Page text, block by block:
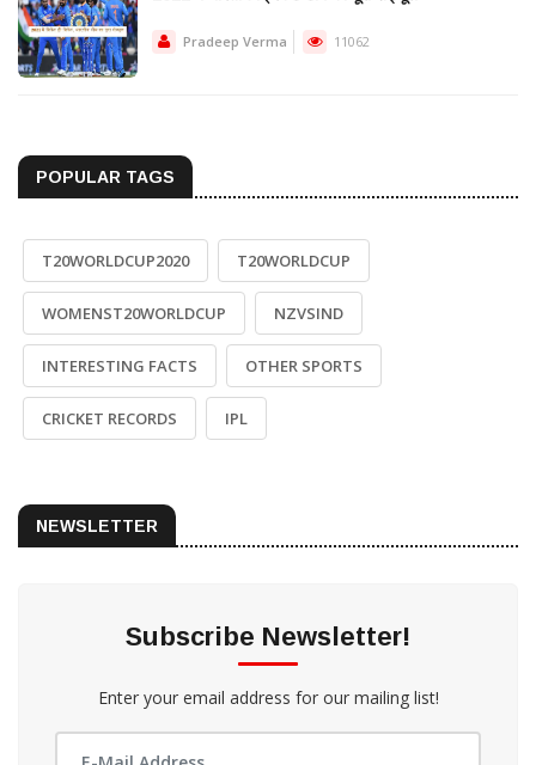
Pradeep Verma 11062
POPULAR TAGS
T20WORLDCUP2020 T20WORLDCUP
WOMENST20WORLDCUP NZVSIND
INTERESTING FACTS OTHER SPORTS
CRICKET RECORDS IPL
NEWSLETTER
Subscribe Newsletter!
Enter your email address for our mailing list!